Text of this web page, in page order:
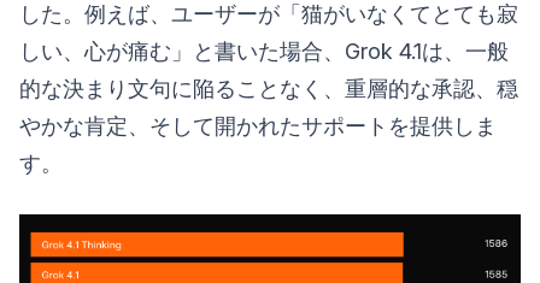
した。例えば、ユーザーが「猫がいなくてとても寂
しい、心が痛む」と書いた場合、Grok 4.1は、一般
的な決まり文句に陥ることなく、重層的な承認、穏
やかな肯定、そして開かれたサポートを提供しま
す。